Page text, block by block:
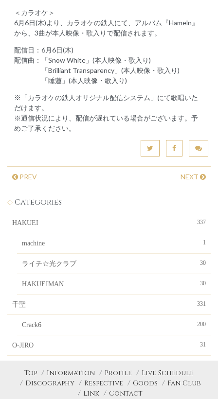
＜カラオケ＞
6月6日(木)より、カラオケの鉄人にて、アルバム『Hameln』
から、3曲が本人映像・歌入りで配信されます。
配信日：6月6日(木)
配信曲：「Snow White」(本人映像・歌入り)
「Brilliant Transparency」(本人映像・歌入り)
「睡蓮」(本人映像・歌入り)
※「カラオケの鉄人オリジナル配信システム」にて歌唱いた
だけます。
※通信状況により、配信が遅れている場合がございます。予
めご了承ください。
PREV NEXT
Categories
HAKUEI 337
machine 1
ライチ☆光クラブ 30
HAKUEIMAN 30
千聖 331
Crack6 200
O-JIRO 31
Top Information Profile
Live Schedule
Discography
Respective Goods
Fan Club
Link
Contact